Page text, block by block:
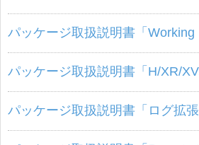
パッケージ取扱説明書「Working
パッケージ取扱説明書「H/XR/XV
パッケージ取扱説明書「ログ拡張